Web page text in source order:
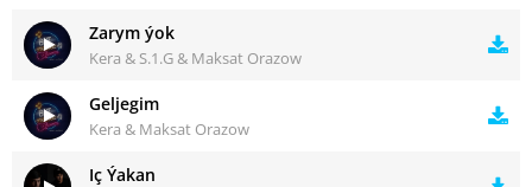
Zarym ýok
Kera & S.1.G & Maksat Orazow
Geljegim
Kera & Maksat Orazow
Iç Ýakan